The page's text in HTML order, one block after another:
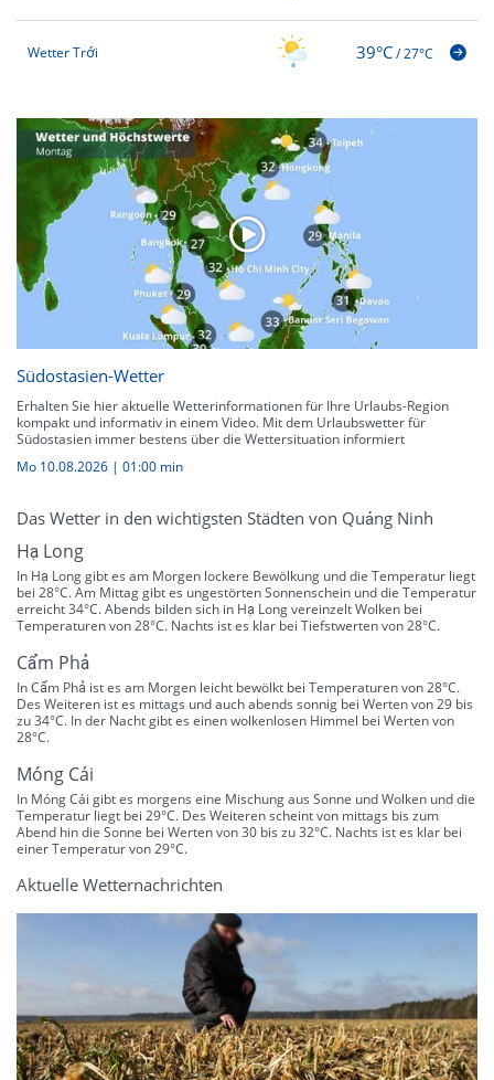
Wetter Trới 39°C/27°C
Südostasien-Wetter
Erhalten Sie hier aktuelle Wetterinformationen für Ihre Urlaubs-Region
kompakt und informativ in einem Video. Mit dem Urlaubswetter für
Südostasien immer bestens über die Wettersituation informiert
Mo 10.08.2026 | 01:00 min
Das Wetter in den wichtigsten Städten von Quảng Ninh
Hạ Long
In Hạ Long gibt es am Morgen lockere Bewölkung und die Temperatur liegt
bei 28°C. Am Mittag gibt es ungestörten Sonnenschein und die Temperatur
erreicht 34°C. Abends bilden sich in Hạ Long vereinzelt Wolken bei
Temperaturen von 28°C. Nachts ist es klar bei Tiefstwerten von 28°C.
Cẩm Phả
In Cẩm Phả ist es am Morgen leicht bewölkt bei Temperaturen von 28°C.
Des Weiteren ist es mittags und auch abends sonnig bei Werten von 29 bis
zu 34°C. In der Nacht gibt es einen wolkenlosen Himmel bei Werten von
28°C.
Móng Cái
In Móng Cái gibt es morgens eine Mischung aus Sonne und Wolken und die
Temperatur liegt bei 29°C. Des Weiteren scheint von mittags bis zum
Abend hin die Sonne bei Werten von 30 bis zu 32°C. Nachts ist es klar bei
einer Temperatur von 29°C.
Aktuelle Wetternachrichten